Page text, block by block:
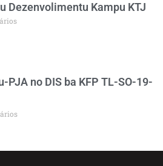
Dezenvolimentu Kampu KTJ
PJA no DIS ba KFP TL-SO-19-